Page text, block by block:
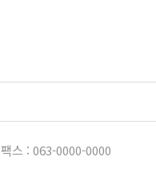
팩스 : 063-0000-0000